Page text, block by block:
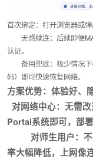
首次绑定：打开浏览器或
无感续连：后续即便
认证。
备用兜底：极少情况
码）即可快速恢复网络。
方案优势：体验好、
对网络中心：无需
Portal系统即可，部
对师生用户 ：
率大幅降低，上网像